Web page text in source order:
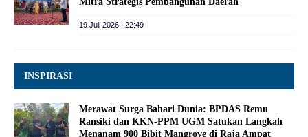
19 Juli 2026 | 22:49
INSPIRASI
Merawat Surga Bahari Dunia: BPDAS Remu
Ransiki dan KKN-PPM UGM Satukan Langkah
Menanam 900 Bibit Mangrove di Raja Ampat